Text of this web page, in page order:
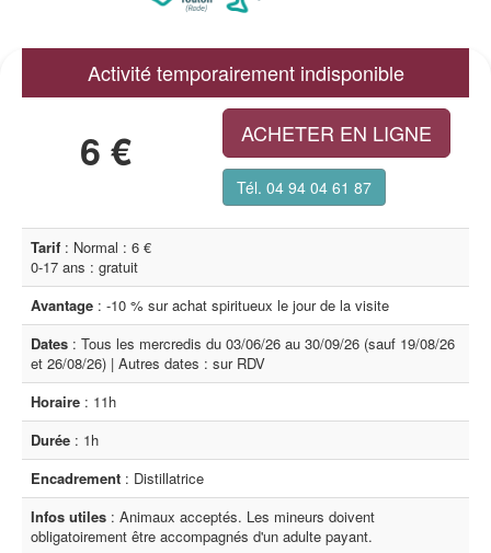
Activité temporairement indisponible
6 € ACHETER EN LIGNE
Tél. 04 94 04 61 87
Tarif : Normal : 6 €
0-17 ans : gratuit
Avantage : -10 % sur achat spiritueux le jour de la visite
Dates : Tous les mercredis du 03/06/26 au 30/09/26 (sauf 19/08/26
et 26/08/26) | Autres dates : sur RDV
Horaire : 11h
Durée : 1h
Encadrement : Distillatrice
Infos utiles : Animaux acceptés. Les mineurs doivent
obligatoirement être accompagnés d'un adulte payant.